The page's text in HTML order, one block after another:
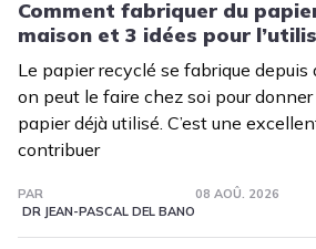
Comment fabriquer du
maison et 3 idées pour
Le papier recyclé se fabrique depuis
on peut le faire chez soi pour
papier déjà utilisé. C’est une
contribuer
PAR
DR JEAN-PASCAL DEL BANO
08 AOÛ. 2026